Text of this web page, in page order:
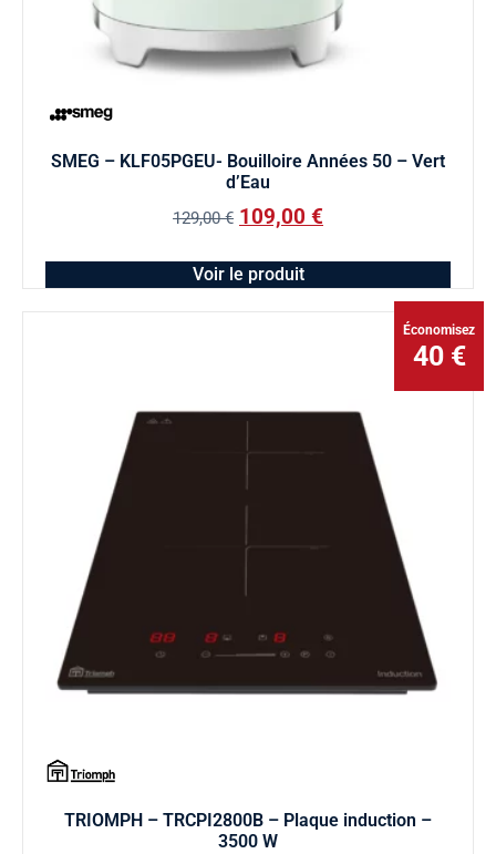
SMEG – KLF05PGEU- Bouilloire Années 50 – Vert
d’Eau
129,00€ 109,00 €
Voir le produit
Économisez
40 €
TRIOMPH – TRCPI2800B – Plaque induction –
3500 W